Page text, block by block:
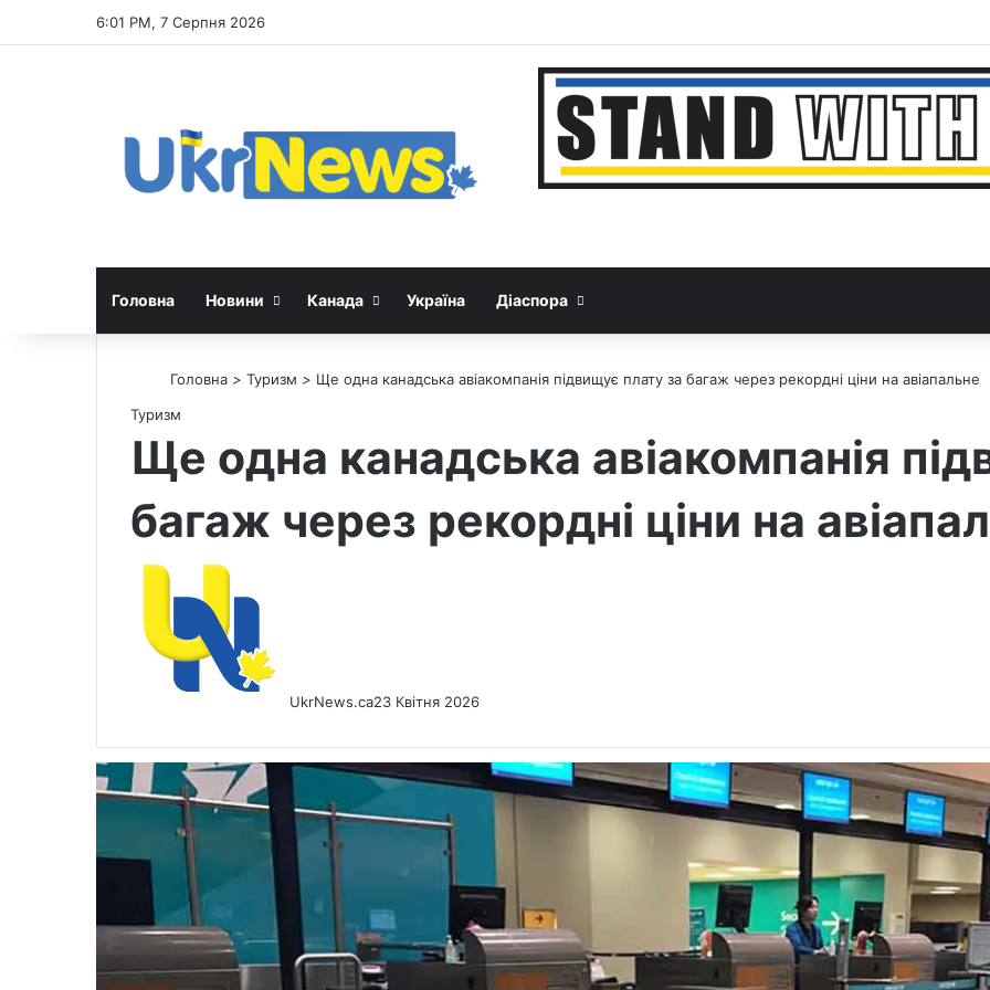
6:01 PM, 7 Серпня 2026
Google News
Threads
Головна Новини Канада Україна Діаспора
Головна > Туризм > Ще одна канадська авіакомпанія підвищує плату за багаж через рекордні ціни на авіапальне
Туризм
Ще одна канадська авіакомпанія
багаж через рекордні ціни на
UkrNews.ca23 Квітня 2026